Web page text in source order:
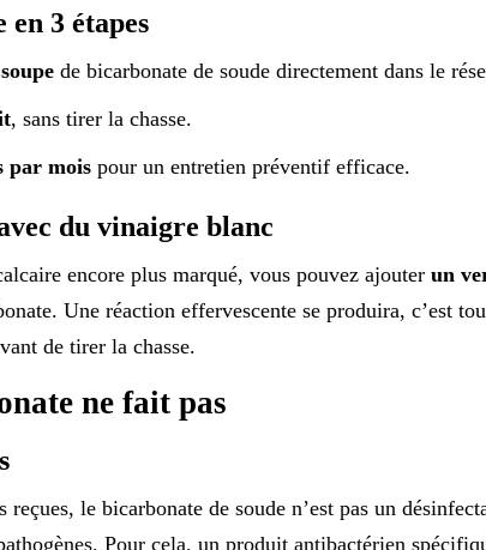
3 étapes
de bicarbonate de soude directement dans le
, sans tirer la chasse.
par moispour un entretien préventif efficace.
du vinaigre blanc
encore plus marqué, vous pouvez ajouter un
Une réaction effervescente se produira, c’est
de tirer la chasse.
ne fait pas
reçues, le bicarbonate de soude n’est pas un
Pour cela, un produit antibactérien